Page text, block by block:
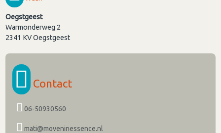
Oegstgeest
Warmonderweg 2
2341 KVOegstgeest
Contact
06-50930560
mati@moveninessence.nl